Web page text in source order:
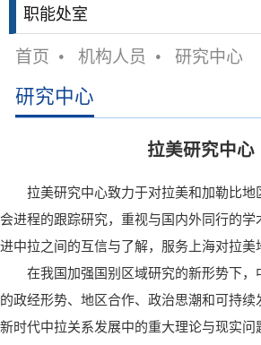
职能处室
首页 • 机构人员 • 研究中心
研究中心
拉美研究中心
拉美研究中心致力于对拉美和加勒比地
会进程的跟踪研究，重视与国内外同行的学
进中拉之间的互信与了解，服务上海对拉美
在我国加强国别区域研究的新形势下，
的政经形势、地区合作、政治思潮和可持续
新时代中拉关系发展中的重大理论与现实问